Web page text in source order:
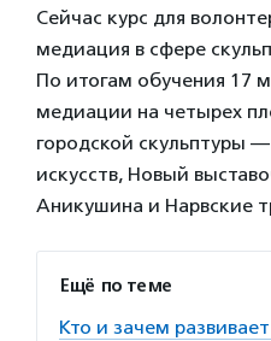
Сейчас курс для
медиация в сфере
По итогам обучения 17
медиации на четырех
городской скульптуры
искусств, Новый
Аникушина и Нарвские
Ещё по теме
Кто и зачем